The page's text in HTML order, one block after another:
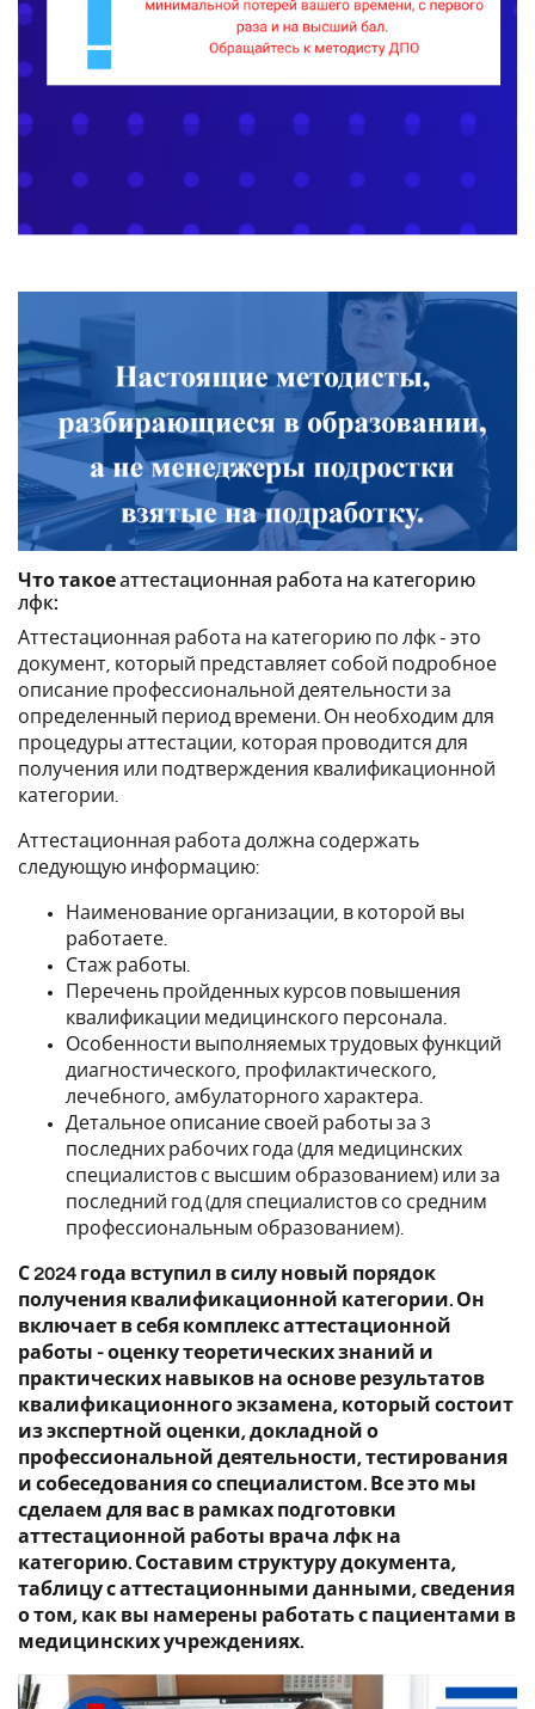
Что такоеаттестационная работа на категорию
лфк:
Аттестационная работа на категорию по лфк - это
документ, который представляет собой подробное
описание профессиональной деятельности за
определенный период времени. Он необходим для
процедуры аттестации, которая проводится для
получения или подтверждения квалификационной
категории.
Аттестационная работа должна содержать
следующую информацию:
Наименование организации, в которой вы
работаете.
Стаж работы.
Перечень пройденных курсов повышения
квалификации медицинского персонала.
Особенности выполняемых трудовых функций
диагностического, профилактического,
лечебного, амбулаторного характера.
Детальное описание своей работы за 3
последних рабочих года (для медицинских
специалистов с высшим образованием) или за
последний год (для специалистов со средним
профессиональным образованием).
С 2024 года вступил в силу новый порядок
получения квалификационной категории. Он
включает в себя комплекс аттестационной
работы - оценку теоретических знаний и
практических навыков на основе результатов
квалификационного экзамена, который состоит
из экспертной оценки, докладной о
профессиональной деятельности, тестирования
и собеседования со специалистом. Все это мы
сделаем для вас в рамках подготовки
аттестационной работы врача лфк на
категорию. Составим структуру документа,
таблицу с аттестационными данными, сведения
о том, как вы намерены работать с пациентами в
медицинских учреждениях.